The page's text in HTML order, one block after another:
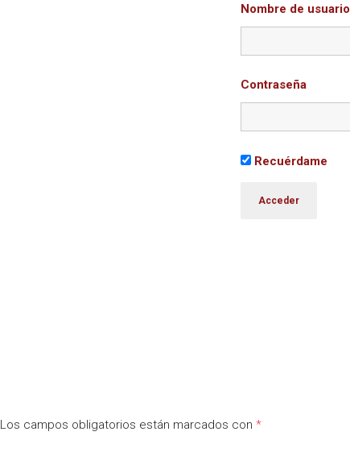
Nombre de usuario
Contraseña
Recuérdame
Los campos obligatorios están marcados con *